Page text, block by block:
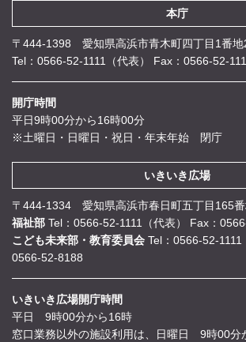
本庁
〒444-1398 愛知県高浜市青木町四丁目1番地
Tel：0566-52-1111（代表）
Fax：0566-52-
開庁時間
平日9時00分から16時00分
※土曜日・日曜日・祝日・年末年始 閉庁
いきいき広場
〒444-1334 愛知県高浜市春日町五丁目165
福祉部 Tel：0566-52-1111（代表）
Fax：
こども未来部・教育委員会 Tel：0566-52-1111
0566-52-8188
いきいき広場開庁時間
平日 9時00分から16時
窓口業務以外の施設利用は、日曜日 9時00